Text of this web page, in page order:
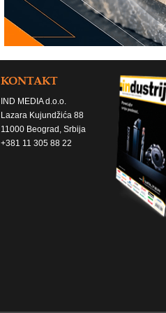
KONTAKT
IND MEDIA d.o.o.
Lazara Kujundžića 88
11000 Beograd, Srbija
+381 11 305 88 22